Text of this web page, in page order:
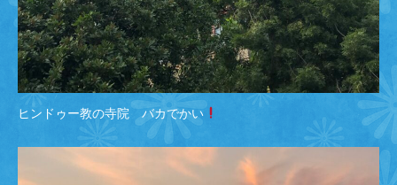
ヒンドゥー教の寺院 バカでかい